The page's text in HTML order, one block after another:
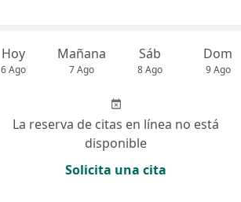
Hoy
6 Ago
Mañana
7 Ago
Sáb
8 Ago
Dom
9 Ago
La reserva de citas en línea no está
disponible
Solicita una cita